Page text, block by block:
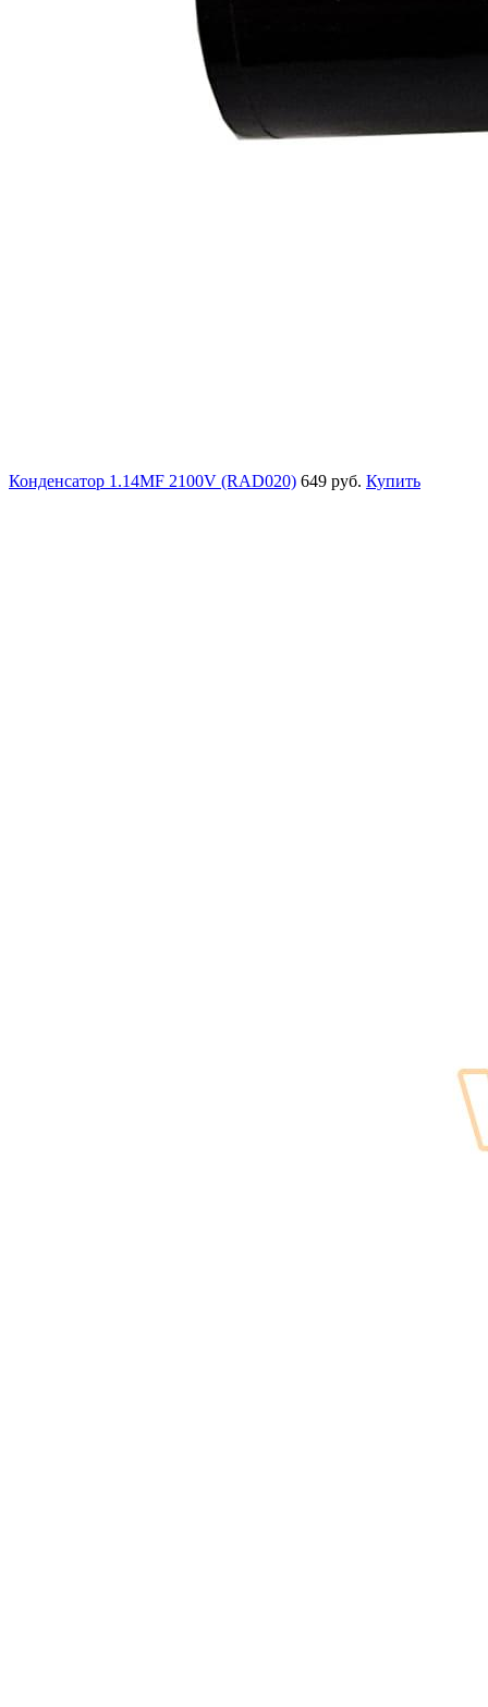
Конденсатор 1.14MF 2100V (RAD020) 649 руб. Купить